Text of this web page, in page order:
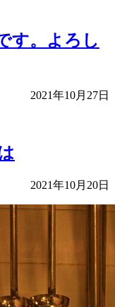
す。よろし
2021年10月27日
2021年10月20日